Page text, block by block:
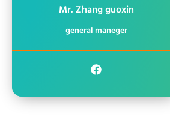
Mr. Zhang guoxin
general maneger